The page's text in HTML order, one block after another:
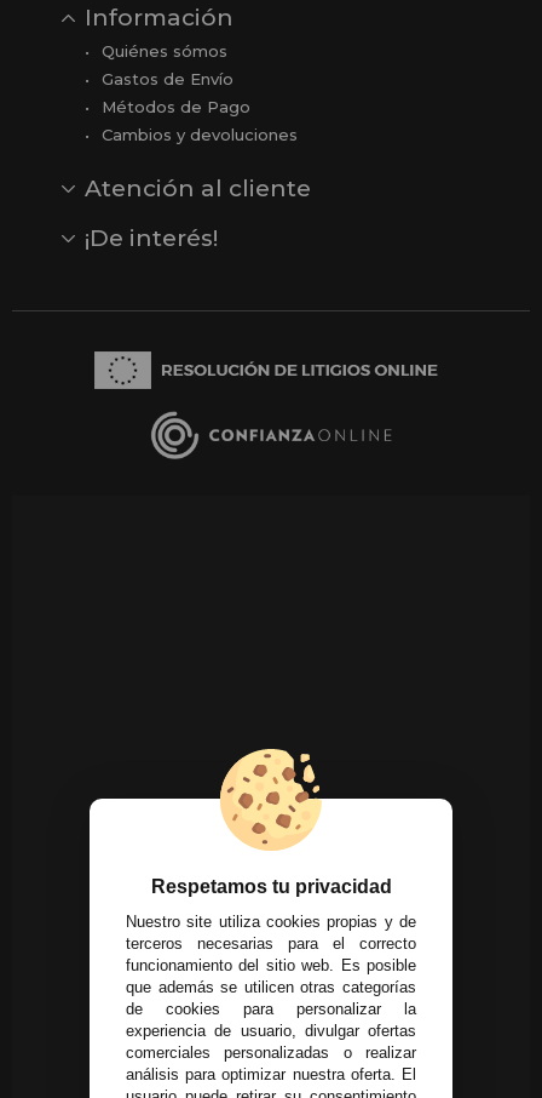
Información
Quiénes sómos
Gastos de Envío
Métodos de Pago
Cambios y devoluciones
Atención al cliente
Opiniones
Reseñas en Google
¡De interés!
Respetamos tu privacidad
Nuestro site utiliza cookies propias y de
terceros necesarias para el correcto
funcionamiento del sitio web. Es posible
que además se utilicen otras categorías
de cookies para personalizar la
experiencia de usuario, divulgar ofertas
comerciales personalizadas o realizar
análisis para optimizar nuestra oferta. El